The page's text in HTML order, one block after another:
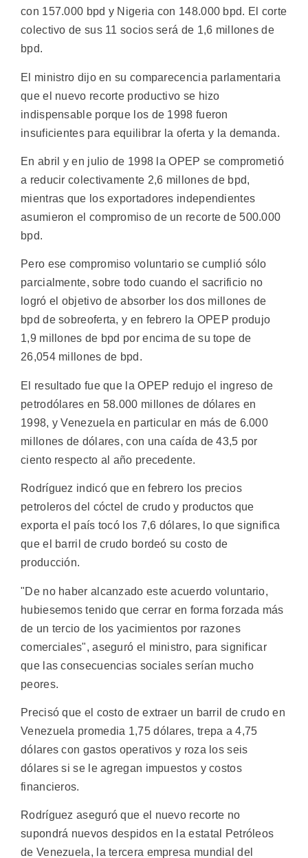
con 157.000 bpd y Nigeria con 148.000 bpd. El corte
colectivo de sus 11 socios será de 1,6 millones de
bpd.
El ministro dijo en su comparecencia parlamentaria
que el nuevo recorte productivo se hizo
indispensable porque los de 1998 fueron
insuficientes para equilibrar la oferta y la demanda.
En abril y en julio de 1998 la OPEP se comprometió
a reducir colectivamente 2,6 millones de bpd,
mientras que los exportadores independientes
asumieron el compromiso de un recorte de 500.000
bpd.
Pero ese compromiso voluntario se cumplió sólo
parcialmente, sobre todo cuando el sacrificio no
logró el objetivo de absorber los dos millones de
bpd de sobreoferta, y en febrero la OPEP produjo
1,9 millones de bpd por encima de su tope de
26,054 millones de bpd.
El resultado fue que la OPEP redujo el ingreso de
petrodólares en 58.000 millones de dólares en
1998, y Venezuela en particular en más de 6.000
millones de dólares, con una caída de 43,5 por
ciento respecto al año precedente.
Rodríguez indicó que en febrero los precios
petroleros del cóctel de crudo y productos que
exporta el país tocó los 7,6 dólares, lo que significa
que el barril de crudo bordeó su costo de
producción.
"De no haber alcanzado este acuerdo voluntario,
hubiesemos tenido que cerrar en forma forzada más
de un tercio de los yacimientos por razones
comerciales", aseguró el ministro, para significar
que las consecuencias sociales serían mucho
peores.
Precisó que el costo de extraer un barril de crudo en
Venezuela promedia 1,75 dólares, trepa a 4,75
dólares con gastos operativos y roza los seis
dólares si se le agregan impuestos y costos
financieros.
Rodríguez aseguró que el nuevo recorte no
supondrá nuevos despidos en la estatal Petróleos
de Venezuela, la tercera empresa mundial del